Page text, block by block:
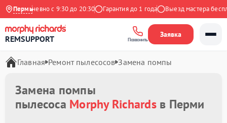
Пермь
Ежедневно с 9:30 до 20:30 Гарантия до 1 года Выезд мастера
REMSUPPORT Позвонить
Заявка
Главная Ремонт пылесосов Замена помпы
Замена помпы
пылесоса Morphy Richardsв Перми